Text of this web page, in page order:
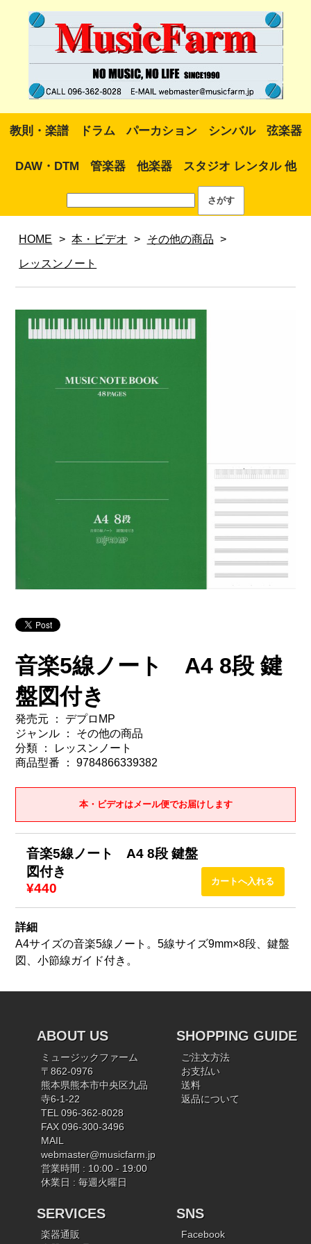
教則・楽譜 ドラム パーカション シンバル 弦楽器
DAW・DTM 管楽器 他楽器 スタジオ レンタル 他
HOME > 本・ビデオ > その他の商品 >
レッスンノート
音楽5線ノート A4 8段 鍵
盤図付き
発売元 ： デプロMP
ジャンル ： その他の商品
分類 ： レッスンノート
商品型番 ： 9784866339382
本・ビデオはメール便でお届けします
音楽5線ノート A4 8段 鍵盤
図付き
¥440
詳細
A4サイズの音楽5線ノート。5線サイズ9mm×8段、鍵盤
図、小節線ガイド付き。
ABOUT US
ミュージックファーム
〒862-0976
熊本県熊本市中央区九品
寺6-1-22
TEL 096-362-8028
FAX 096-300-3496
MAIL
webmaster@musicfarm.jp
営業時間 : 10:00 - 19:00
休業日 : 毎週火曜日
SHOPPING GUIDE
ご注文方法
お支払い
送料
返品について
SERVICES
楽器通販
SNS
Facebook